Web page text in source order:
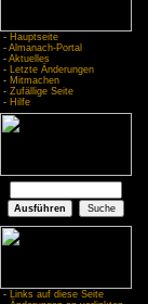
- Hauptseite
- Almanach-Portal
- Aktuelles
- Letzte Änderungen
- Mitmachen
- Zufällige Seite
- Hilfe
- Links auf diese Seite